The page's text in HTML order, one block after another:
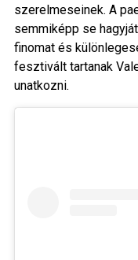
szerelmeseinek. A
semmiképp se
finomat és
fesztivált tartanak
unatkozni.